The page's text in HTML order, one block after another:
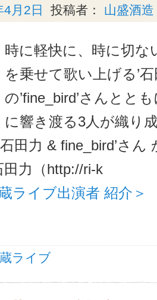
月2日 投稿者： 山盛酒造
時に軽快に、時に切
を乗せて歌い上げる’
の’fine_bird’さんとと
に響き渡る3人が織り
田力 & fine_bird’さ
力（http://ri-k
ライブ出演者 紹介
ライブ